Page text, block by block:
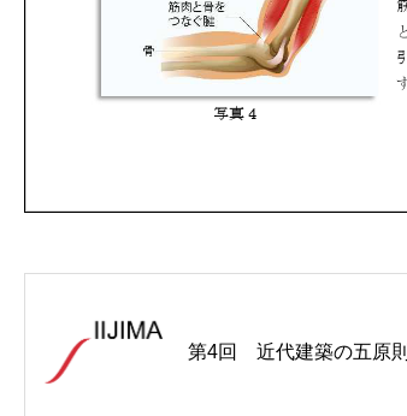
第4回 近代建築の五原則